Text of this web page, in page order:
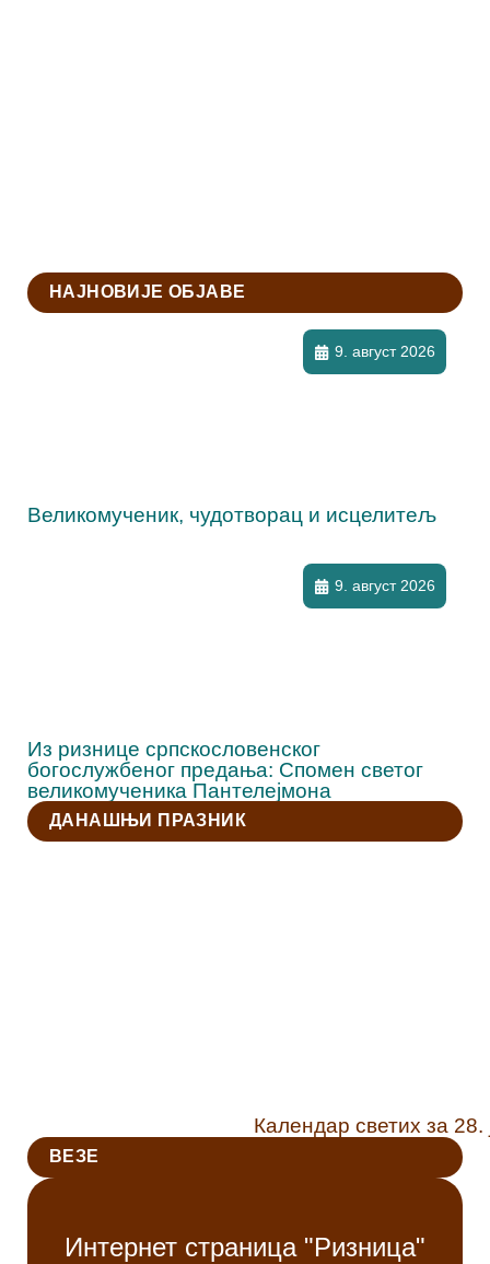
НАЈНОВИЈЕ ОБЈАВЕ
Великомученик, чудотворац и исцелитељ
9. август 2026
Из ризнице српскословенског
богослужбеног предања: Спомен светог
великомученика Пантелејмона
9. август 2026
ДАНАШЊИ ПРАЗНИК
Календар светих за 28.
ВЕЗЕ
Интернет страница "Ризница"